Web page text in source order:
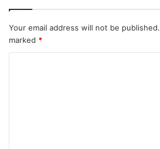
Your email address will not be published.
marked *